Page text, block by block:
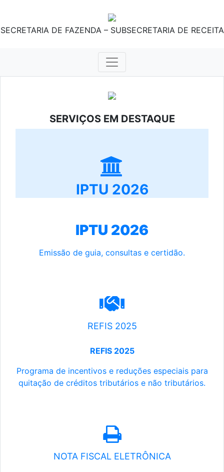
SECRETARIA DE FAZENDA – SUBSECRETARIA DE RECEITA
SERVIÇOS EM DESTAQUE
IPTU 2026
IPTU 2026
Emissão de guia, consultas e certidão.
REFIS 2025
REFIS 2025
Programa de incentivos e reduções especiais para
quitação de créditos tributários e não tributários.
NOTA FISCAL ELETRÔNICA